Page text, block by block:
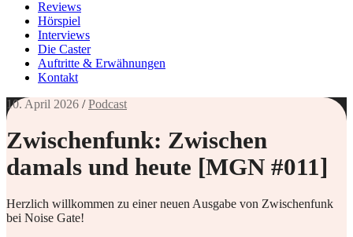
Reviews
Hörspiel
Interviews
Die Caster
Auftritte & Erwähnungen
Kontakt
10. April 2026 /Podcast
Zwischenfunk: Zwischen
damals und heute [MGN #011]
Herzlich willkommen zu einer neuen Ausgabe von Zwischenfunk
bei Noise Gate!